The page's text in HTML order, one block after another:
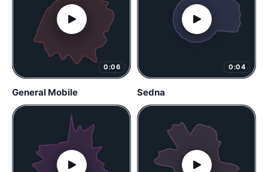
0:06
General Mobile
0:04
Sedna